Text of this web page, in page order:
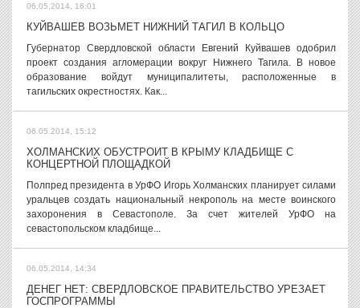
06.05.2014, 16:01
КУЙВАШЕВ ВОЗЬМЕТ НИЖНИЙ ТАГИЛ В КОЛЬЦО
Губернатор Свердловской области Евгений Куйвашев одобрил
проект создания агломерации вокруг Нижнего Тагила. В новое
образование войдут муниципалитеты, расположенные в
тагильских окрестностях. Как...
06.05.2014, 15:12
ХОЛМАНСКИХ ОБУСТРОИТ В КРЫМУ КЛАДБИЩЕ С
КОНЦЕРТНОЙ ПЛОЩАДКОЙ
Полпред президента в УрФО Игорь Холманских планирует силами
уральцев создать национальный некрополь на месте воинского
захоронения в Севастополе. За счет жителей УрФО на
севастопольском кладбище...
06.05.2014, 14:34
ДЕНЕГ НЕТ: СВЕРДЛОВСКОЕ ПРАВИТЕЛЬСТВО УРЕЗАЕТ
ГОСПРОГРАММЫ